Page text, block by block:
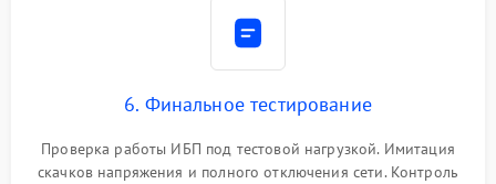
6. Финальное тестирование
Проверка работы ИБП под тестовой нагрузкой. Имитация
скачков напряжения и полного отключения сети. Контроль